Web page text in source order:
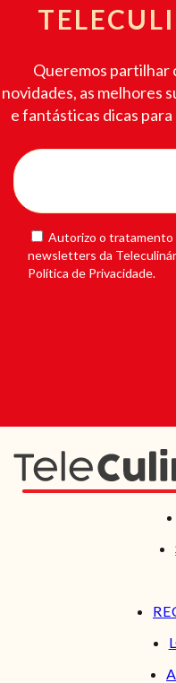
Queremos partilhar
novidades, as melhores
e fantásticas dicas
Autorizo o tratamento
newsletters da
Política de Privacidade.